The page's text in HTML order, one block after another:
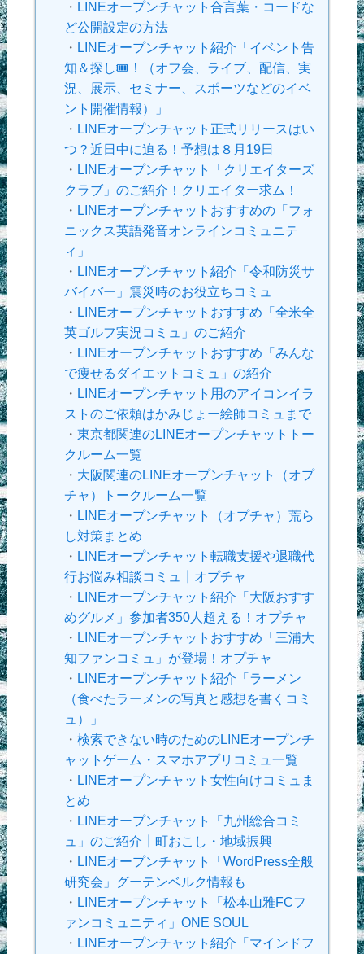
・ LINEオープンチャット合言葉・コードな
ど公開設定の方法
・ LINEオープンチャット紹介「イベント告
知＆探し🎟！（オフ会、ライブ、配信、実
況、展示、セミナー、スポーツなどのイベ
ント開催情報）」
・ LINEオープンチャット正式リリースはい
つ？近日中に迫る！予想は８月19日
・ LINEオープンチャット「クリエイターズ
クラブ」のご紹介！クリエイター求ム！
・ LINEオープンチャットおすすめの「フォ
ニックス英語発音オンラインコミュニテ
ィ」
・ LINEオープンチャット紹介「令和防災サ
バイバー」震災時のお役立ちコミュ
・ LINEオープンチャットおすすめ「全米全
英ゴルフ実況コミュ」のご紹介
・ LINEオープンチャットおすすめ「みんな
で痩せるダイエットコミュ」の紹介
・ LINEオープンチャット用のアイコンイラ
ストのご依頼はかみじょー絵師コミュまで
・ 東京都関連のLINEオープンチャットトー
クルーム一覧
・ 大阪関連のLINEオープンチャット（オプ
チャ）トークルーム一覧
・ LINEオープンチャット（オプチャ）荒ら
し対策まとめ
・ LINEオープンチャット転職支援や退職代
行お悩み相談コミュ┃オプチャ
・ LINEオープンチャット紹介「大阪おすす
めグルメ」参加者350人超える！オプチャ
・ LINEオープンチャットおすすめ「三浦大
知ファンコミュ」が登場！オプチャ
・ LINEオープンチャット紹介「ラーメン
（食べたラーメンの写真と感想を書くコミ
ュ）」
・ 検索できない時のためのLINEオープンチ
ャットゲーム・スマホアプリコミュ一覧
・ LINEオープンチャット女性向けコミュま
とめ
・ LINEオープンチャット「九州総合コミ
ュ」のご紹介┃町おこし・地域振興
・ LINEオープンチャット「WordPress全般
研究会」グーテンベルク情報も
・ LINEオープンチャット「松本山雅FCフ
ァンコミュニティ」ONE SOUL
・ LINEオープンチャット紹介「マインドフ